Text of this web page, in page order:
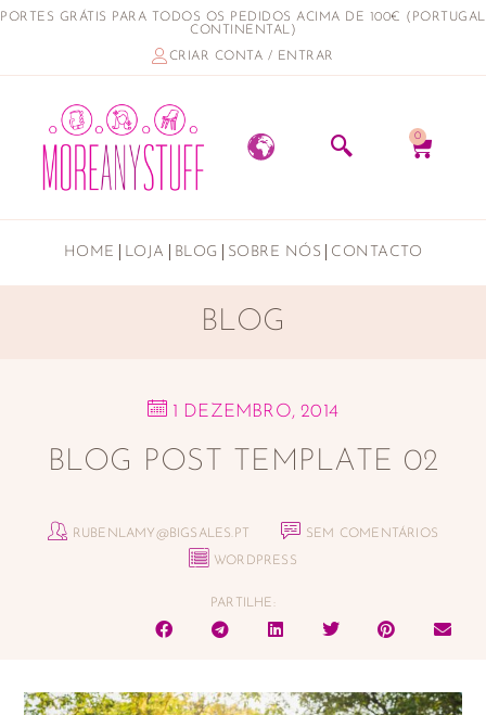
PORTES GRÁTIS PARA TODOS OS PEDIDOS ACIMA DE 100€ (PORTUGAL
CONTINENTAL)
CRIAR CONTA / ENTRAR
0
HOME LOJA BLOG SOBRE NÓS CONTACTO
BLOG
1 DEZEMBRO, 2014
BLOG POST TEMPLATE 02
RUBENLAMY@BIGSALES.PT SEM COMENTÁRIOS
WORDPRESS
PARTILHE: